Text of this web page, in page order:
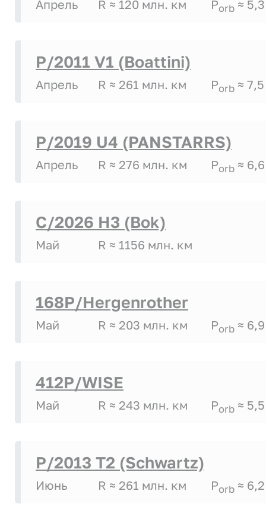
Апрель R ≈ 120 млн. км Porb ≈ 5,3
P/2011 V1 (Boattini)
Апрель R ≈ 261 млн. км Porb ≈ 7,5
P/2019 U4 (PANSTARRS)
Апрель R ≈ 276 млн. км Porb ≈ 6,6
C/2026 H3 (Bok)
Май R ≈ 1156 млн. км
168P/Hergenrother
Май R ≈ 203 млн. км Porb ≈ 6,9
412P/WISE
Май R ≈ 243 млн. км Porb ≈ 5,5
P/2013 T2 (Schwartz)
Июнь R ≈ 261 млн. км Porb ≈ 6,2